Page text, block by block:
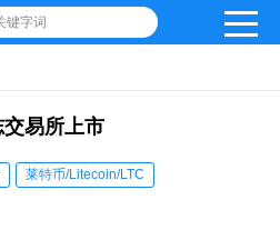
键字词
易所上市
莱特币/Litecoin/LTC